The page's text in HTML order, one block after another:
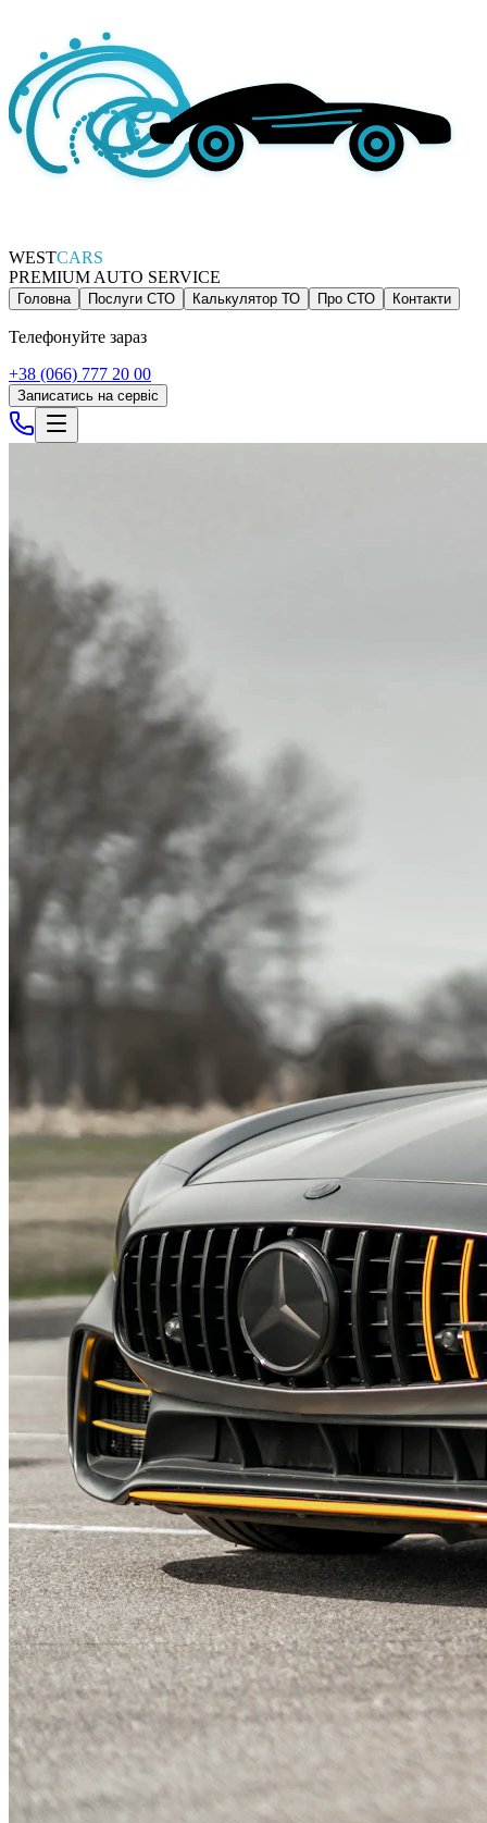
WESTCARS
PREMIUM AUTO SERVICE
Головна Послуги СТО Калькулятор ТО Про СТО Контакти
Телефонуйте зараз
+38 (066) 777 20 00
Записатись на сервіс